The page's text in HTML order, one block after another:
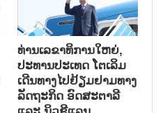
ທ່ານເລຂາທິການໃຫຍ່,
ປະທານປະເທດ ໂຕເລິມ
ເດີນທາງໄປຢ້ຽມຢາມທາງ
ລັດຖະກິດ ອົດສະຕາລີ